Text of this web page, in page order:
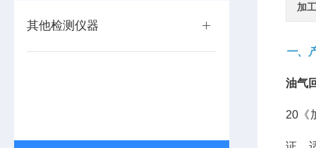
其他检测仪器
加
一、
油气
20《